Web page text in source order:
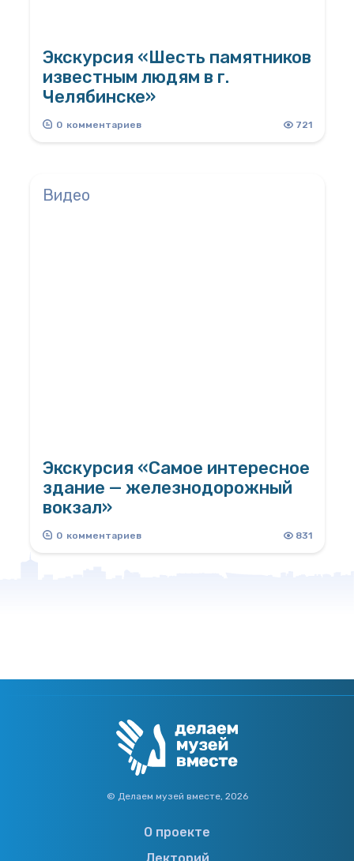
Экскурсия «Шесть памятников
известным людям в г.
Челябинске»
Разработчик Белоусова Яна
0 комментариев 721
Видео
Экскурсия «Самое интересное
здание — железнодорожный
вокзал»
Разработала Рузова Елена
0 комментариев 831
© Делаем музей вместе, 2026
О проекте